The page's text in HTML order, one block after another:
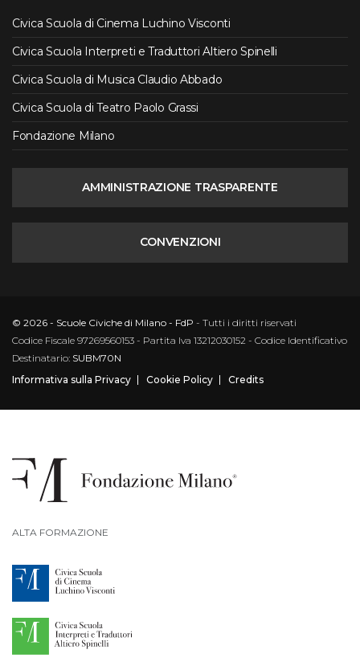
Civica Scuola di Cinema Luchino Visconti
Civica Scuola Interpreti e Traduttori Altiero Spinelli
Civica Scuola di Musica Claudio Abbado
Civica Scuola di Teatro Paolo Grassi
Fondazione Milano
AMMINISTRAZIONE TRASPARENTE
CONVENZIONI
© 2026 - Scuole Civiche di Milano - FdP - Tutti i diritti riservati
Codice Fiscale 97269560153 - Partita Iva 13212030152 - Codice Identificativo
Destinatario: SUBM70N
Informativa sulla Privacy
Cookie Policy Credits
ALTA FORMAZIONE